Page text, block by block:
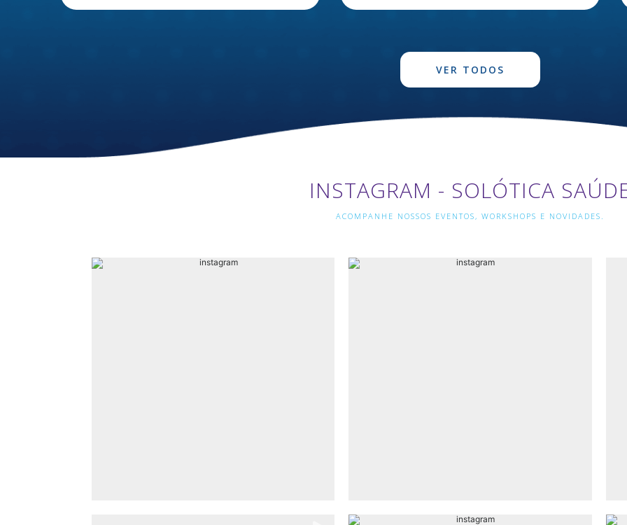
VER TODOS
INSTAGRAM - SOLÓTICA
ACOMPANHE NOSSOS EVENTOS, WORKSHOPS E NOVIDADES.